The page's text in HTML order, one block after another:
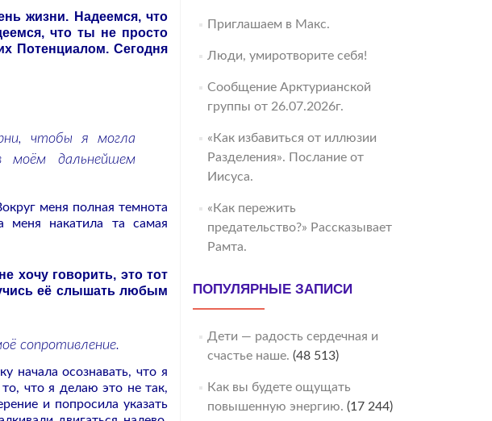
жизни. Надеемся, что
что ты не просто
Потенциалом. Сегодня
чтобы я могла
моём дальнейшем
меня полная темнота
накатила та самая
хочу говорить, это тот
её слышать любым
сопротивление.
начала осознавать, что я
что я делаю это не так,
и попросила указать
Приглашаем в Макс.
Люди, умиротворите себя!
Сообщение Арктурианской
группы от 26.07.2026г.
«Как избавиться от иллюзии
Разделения». Послание от
Иисуса.
«Как пережить
предательство?» Рассказывает
Рамта.
ПОПУЛЯРНЫЕ ЗАПИСИ
Дети — радость сердечная и
счастье наше. (48 513)
Как вы будете ощущать
повышенную энергию. (17 244)